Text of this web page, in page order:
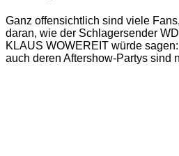
Ganz offensichtlich sind viele
daran, wie der Schlagersender
KLAUS WOWEREIT würde
auch deren Aftershow-Partys sind